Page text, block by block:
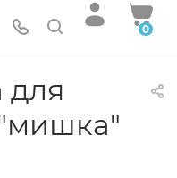
0
для